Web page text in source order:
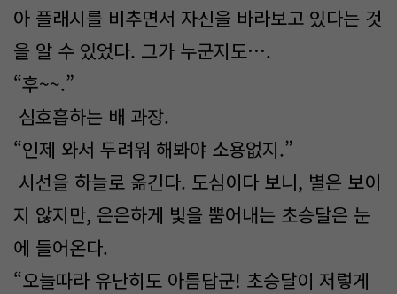
아 플래시를 비추면서 자신을 바라보고 있다는 것
을 알 수 있었다. 그가 누군지도….
“후~~.”
심호흡하는 배 과장.
“인제 와서 두려워 해봐야 소용없지.”
시선을 하늘로 옮긴다. 도심이다 보니, 별은 보이
지 않지만, 은은하게 빛을 뿜어내는 초승달은 눈
에 들어온다.
“오늘따라 유난히도 아름답군! 초승달이 저렇게